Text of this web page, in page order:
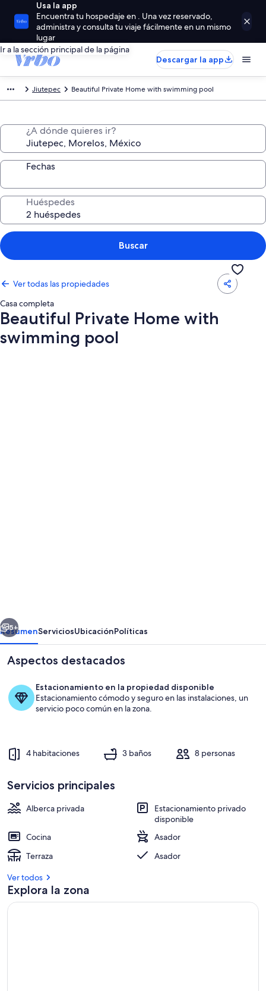
Usa la app
Encuentra tu hospedaje en . Una vez reservado,
administra y consulta tu viaje fácilmente en un mismo
lugar
Ir a la sección principal de la página
Descargar la app
Jiutepec Beautiful Private Home with swimming pool
¿A dónde quieres ir?
Fechas
Huéspedes
Buscar
Ver todas las propiedades
Casa completa
Beautiful Private Home with
swimming pool
swimming
pool
Alberca
Siguiente
5+
ResumenServiciosUbicaciónPolíticas
Aspectos destacados
Estacionamiento en la propiedad disponible
Estacionamiento cómodo y seguro en las instalaciones, un
servicio poco común en la zona.
4 habitaciones 3 baños 8 personas
Servicios principales
Alberca privada
Estacionamiento privado
disponible
Cocina
Asador
Terraza
Asador
Ver todos
Explora la zona